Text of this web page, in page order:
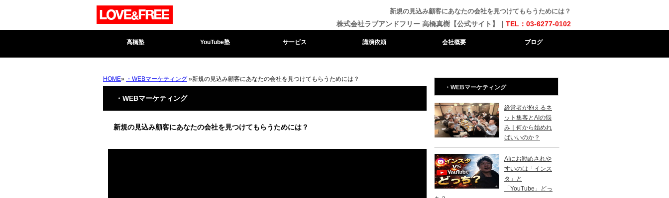
新規の見込み顧客にあなたの会社を見つけてもらうためには？
株式会社ラブアンドフリー 高橋真樹【公式サイト】｜ TEL：03-6277-0102
高橋塾 YouTube塾 サービス 講演依頼 会社概要 ブログ
HOME» ・WEBマーケティング »新規の見込み顧客にあなたの会社を見つけてもらうためには？
・WEBマーケティング
新規の見込み顧客にあなたの会社を見つけてもらうためには？
・WEBマーケティング
経営者が抱えるネ
ット集客とAIの悩
み｜何から始めれ
ばいいのか？
AIにお勧めされや
すいのは「インス
タ」と
「YouTube」どっ